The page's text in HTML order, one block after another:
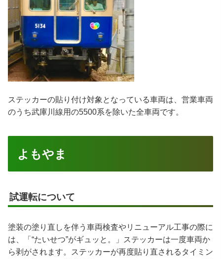
ステッカーの貼り付け対象となっている車両は、営業車両
のうち武庫川線用の5500系を除いた全車両です。
よもやま
試運転について
塗装の塗り直しを伴う車両検査やリニューアル工事の際に
は、「“たいせつ”がギュッと。」ステッカーは一度車両か
ら剥がされます。ステッカーが再度貼り直されるタイミン